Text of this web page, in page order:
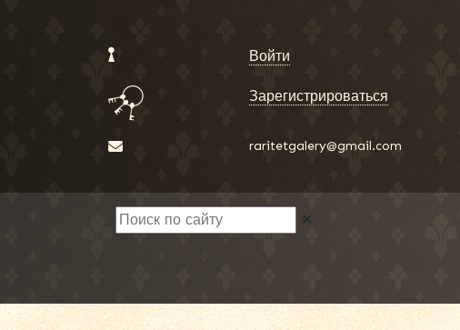
Войти
Зарегистрироваться
raritetgalery@gmail.com
✕